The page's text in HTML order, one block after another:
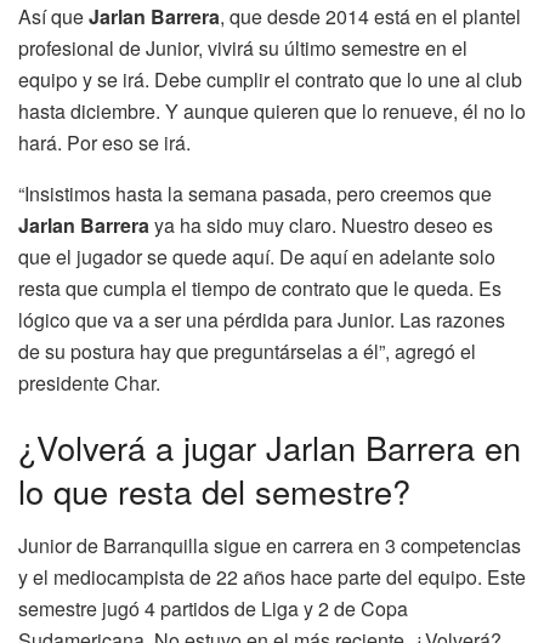
Así queJarlan Barrera, que desde 2014 está en el plantel
profesional de Junior, vivirá su último semestre en el
equipo y se irá. Debe cumplir el contrato que lo une al club
hasta diciembre. Y aunque quieren que lo renueve, él no lo
hará. Por eso se irá.
“Insistimos hasta la semana pasada, pero creemos que
Jarlan Barrera ya ha sido muy claro. Nuestro deseo es
que el jugador se quede aquí. De aquí en adelante solo
resta que cumpla el tiempo de contrato que le queda. Es
lógico que va a ser una pérdida para Junior. Las razones
de su postura hay que preguntárselas a él”, agregó el
presidente Char.
¿Volverá a jugar Jarlan Barrera en
lo que resta del semestre?
Junior de Barranquilla sigue en carrera en 3 competencias
y el mediocampista de 22 años hace parte del equipo. Este
semestre jugó 4 partidos de Liga y 2 de Copa